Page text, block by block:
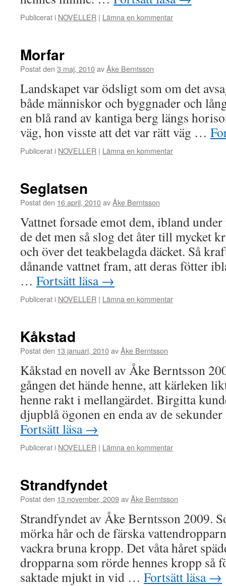
Publicerat i NOVELLER | Lämna en kommentar
Morfar
Postat den 3 maj, 2010avÅke Berntsson
Landskapet var ödsligt som om det
både människor och byggnader och
en blå rand av kantiga berg längs
väg, hon visste att det var rätt väg …
Publicerat i NOVELLER | Lämna en kommentar
Seglatsen
Postat den 16 april, 2010avÅke Berntsson
Vattnet forsade emot dem, ibland
de det men så slog det åter till mycket
och över det teakbelagda däcket. Så
dånande vattnet fram, att deras fötter
… Fortsätt läsa →
Publicerat i NOVELLER | Lämna en kommentar
Kåkstad
Postat den 13 januari, 2010avÅke Berntsson
Kåkstad en novell av Åke Berntsson
gången det hände henne, att kärleken
henne rakt i mellangärdet. Birgitta
djupblå ögonen en enda av de
Fortsätt läsa →
Publicerat i NOVELLER | Lämna en kommentar
Strandfyndet
Postat den 13 november, 2009avÅke Berntsson
Strandfyndet av Åke Berntsson 2009.
mörka hår och de färska
vackra bruna kropp. Det våta håret
dropparna som rörde hennes kropp
saktade mjukt in vid … Fortsätt läsa →